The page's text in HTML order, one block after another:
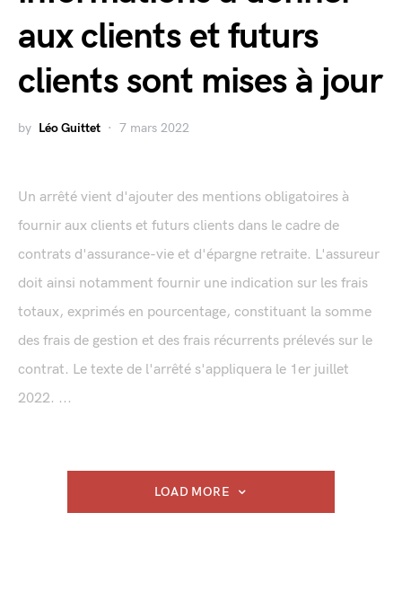
aux clients et futurs
clients sont mises à jour
by Léo Guittet 7 mars 2022
Un arrêté vient d'ajouter des mentions obligatoires à
fournir aux clients et futurs clients dans le cadre de
contrats d'assurance-vie et d'épargne retraite. L'assureur
doit ainsi notamment fournir une indication sur les frais
totaux, exprimés en pourcentage, constituant la somme
des frais de gestion et des frais récurrents prélevés sur le
contrat. Le texte de l'arrêté s'appliquera le 1er juillet
2022. ...
LOAD MORE